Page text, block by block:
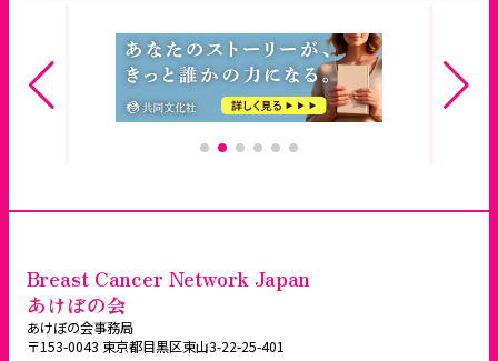
Breast Cancer Network Japan
あけぼの会
あけぼの会事務局
〒153-0043 東京都目黒区東山3-22-25-401